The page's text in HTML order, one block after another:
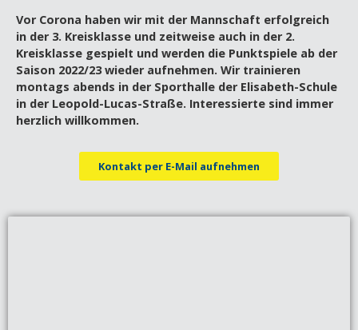
Vor Corona haben wir mit der Mannschaft erfolgreich
in der 3. Kreisklasse und zeitweise auch in der 2.
Kreisklasse gespielt und werden die Punktspiele ab der
Saison 2022/23 wieder aufnehmen. Wir trainieren
montags abends in der Sporthalle der Elisabeth-Schule
in der Leopold-Lucas-Straße. Interessierte sind immer
herzlich willkommen.
Kontakt per E-Mail aufnehmen